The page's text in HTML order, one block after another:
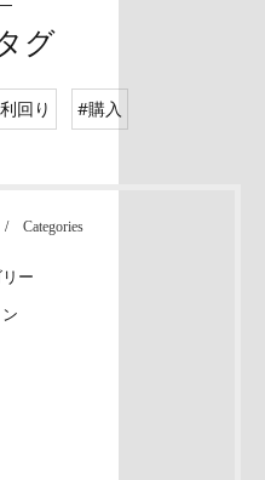
グ
回り #購入
Categories
ー